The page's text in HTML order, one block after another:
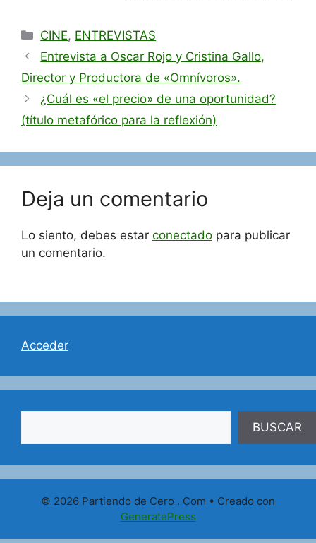
Categorías
CINE, ENTREVISTAS
Entrevista a Oscar Rojo y Cristina Gallo,
Director y Productora de «Omnívoros».
¿Cuál es «el precio» de una oportunidad?
(título metafórico para la reflexión)
Deja un comentario
Lo siento, debes estar conectado para publicar
un comentario.
Acceder
BUSCAR
© 2026 Partiendo de Cero . Com • Creado con
GeneratePress